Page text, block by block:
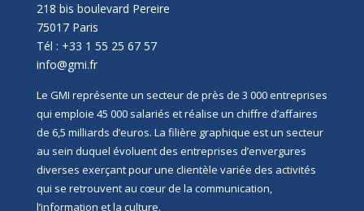
218 bis boulevard Pereire
75017 Paris
Tél : +33 1 55 25 67 57
info@gmi.fr
Le GMI représente un secteur de près de 3 000 entreprises
qui emploie 45 000 salariés et réalise un chiffre d’affaires
de 6,5 milliards d’euros. La filière graphique est un secteur
au sein duquel évoluent des entreprises d’envergures
diverses exerçant pour une clientèle variée des activités
qui se retrouvent au cœur de la communication,
l’information et la culture.